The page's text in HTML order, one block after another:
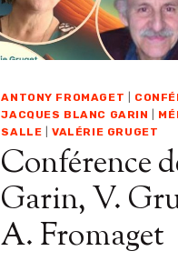
ANTONY FROMAGET
JACQUES BLANC GARIN
SALLE |VALÉRIE GRUGET
Conférence
Garin, V.
A. Fromaget